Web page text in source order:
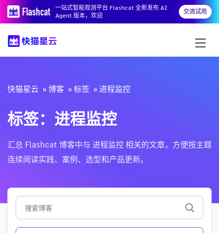
一站式智能观测平台 Flashcat 全新发布 AI
Agent 版本，欢迎
交流试用
快猫星云 博客 标签 进程监控
标签：进程监控
汇总 Flashcat 博客中与 进程监控 相关的文章，方便按主题
连续阅读实践、案例、选型和产品更新。